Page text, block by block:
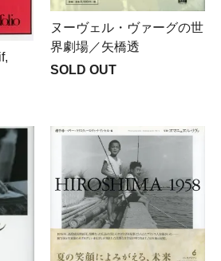
ヌーヴェル・ヴァーグの世
界劇場／矢橋透
SOLD OUT